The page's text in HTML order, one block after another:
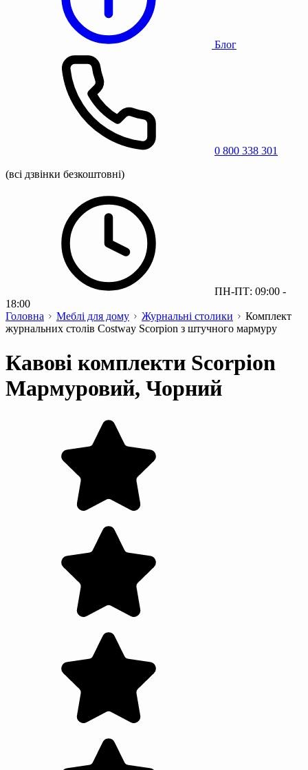
Блог
0 800 338 301
(всі дзвінки безкоштовні)
ПН-ПТ: 09:00 -
18:00
Головна
Меблі для дому Журнальні столики
Комплект
журнальних столів Costway Scorpion з штучного мармуру
Кавові комплекти Scorpion
Мармуровий, Чорний